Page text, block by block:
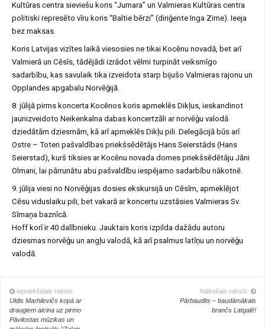
Kultūras centra sieviešu koris “Jumara” un Valmieras Kultūras centra
politiski represēto vīru koris “Baltie bērzi” (diriģente Inga Zirne). Ieeja
bez maksas.
Koris Latvijas vizītes laikā viesosies ne tikai Kocēnu novadā, bet arī
Valmierā un Cēsīs, tādējādi izrādot vēlmi turpināt veiksmīgo
sadarbību, kas savulaik tika izveidota starp bijušo Valmieras rajonu un
Opplandes apgabalu Norvēģijā.
8. jūlijā pirms koncerta Kocēnos koris apmeklēs Dikļus, ieskandinot
jaunizveidoto Neikenkalna dabas koncertzāli ar norvēģu valodā
dziedātām dziesmām, kā arī apmeklēs Dikļu pili. Delegācijā būs arī
Ostre – Toten pašvaldības priekšsēdētājs Hans Seierstāds (Hans
Seierstad), kurš tiksies ar Kocēnu novada domes priekšsēdētāju Jāni
Olmani, lai pārrunātu abu pašvaldību iespējamo sadarbību nākotnē.
9. jūlija viesi no Norvēģijas dosies ekskursijā un Cēsīm, apmeklējot
Cēsu viduslaiku pili, bet vakarā ar koncertu uzstāsies Valmieras Sv.
Sīmaņa baznīcā.
Hoff korī ir 40 dalībnieku. Jauktais koris izpilda dažādu autoru
dziesmas norvēģu un angļu valodā, kā arī psalmus latīņu un norvēģu
valodā.
Iepriekšējais raksts:
Uldis Marhilevičs kopā ar
draugiem aicina uz pirmo
Pāvilostas mūzikas un
Nākošais raksts:
Pārbaudīts – baudāmākais
brančs Latgalē!